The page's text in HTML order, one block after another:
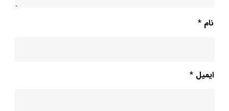
نام *
ایمیل *